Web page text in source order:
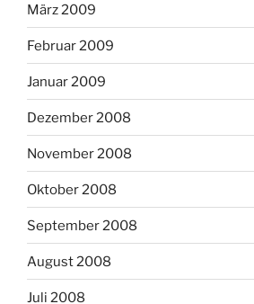
März 2009
Februar 2009
Januar 2009
Dezember 2008
November 2008
Oktober 2008
September 2008
August 2008
Juli 2008